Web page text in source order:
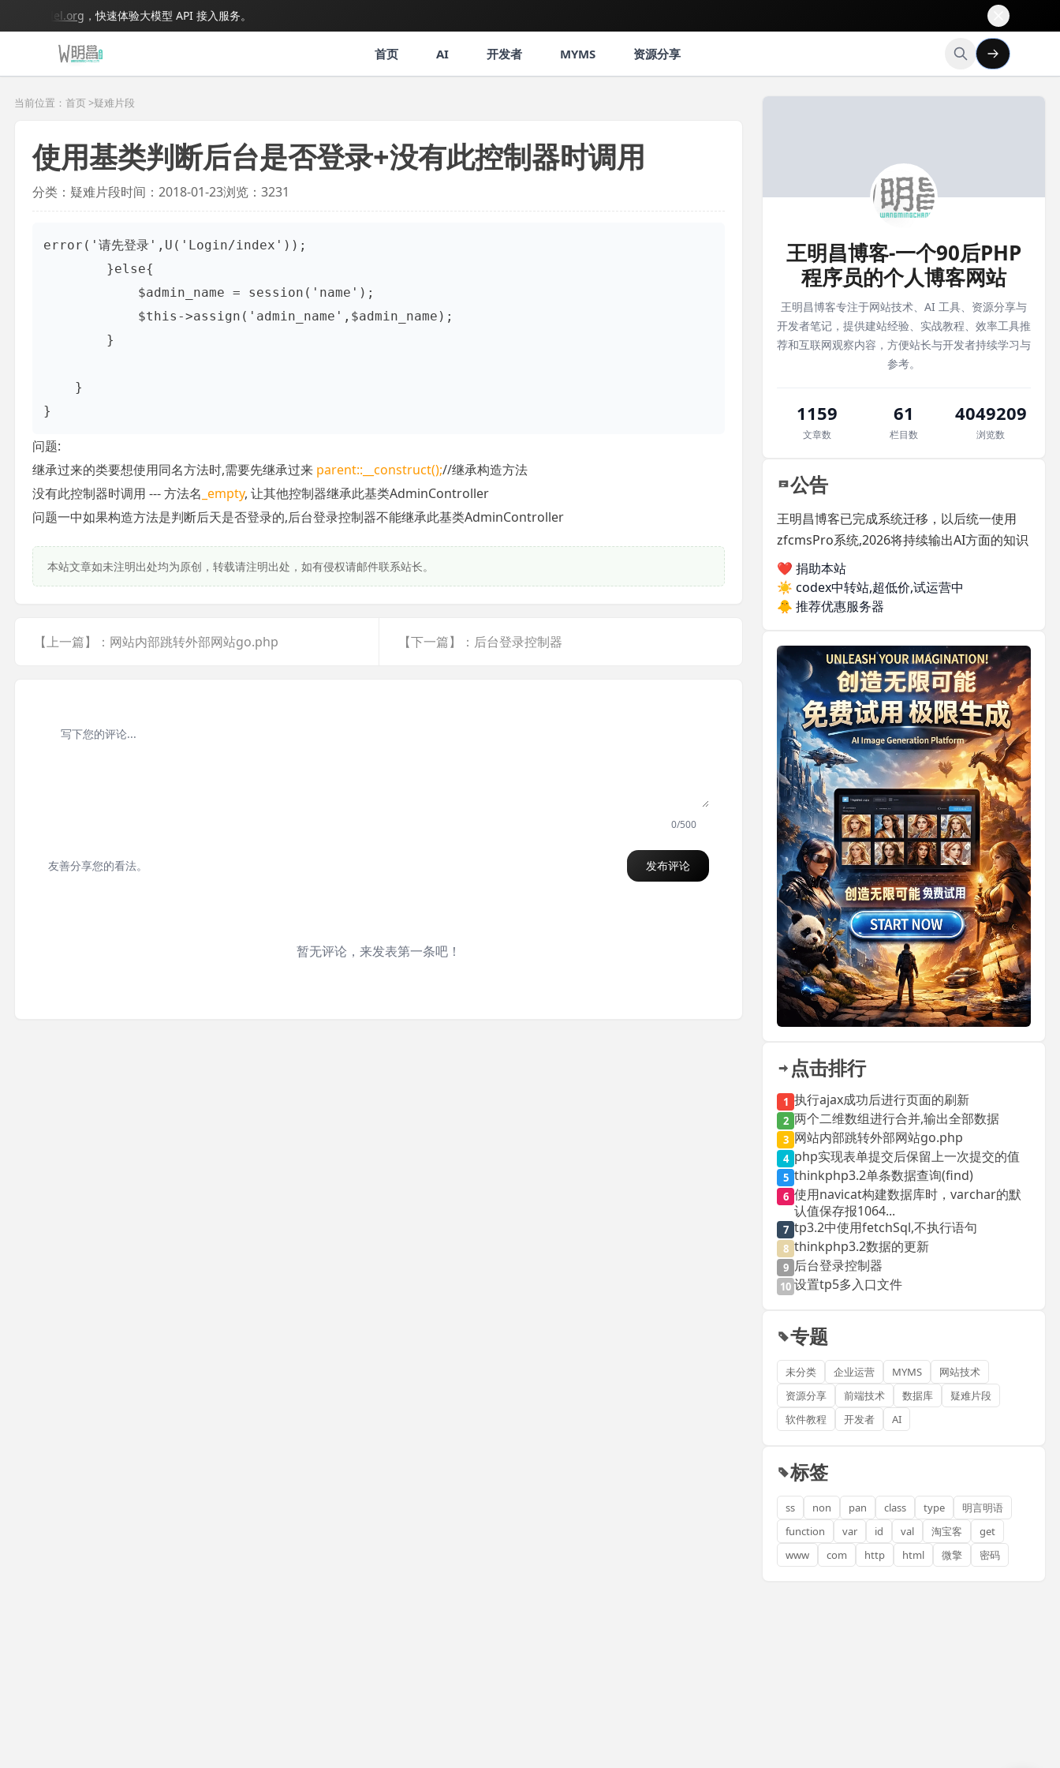
，快速体验大模型 API 接入服务。
首页 AI 开发者 MYMS 资源分享
当前位置：首页 >疑难片段
使用基类判断后台是否登录+没有此控制器时调用
分类：疑难片段时间：2018-01-23浏览：3231
error('请先登录',U('Login/index'));
}
问题:
继承过来的类要想使用同名方法时,需要先继承过来 parent::__construct();//继承构造方法
没有此控制器时调用 --- 方法名 _empty, 让其他控制器继承此基类AdminController
问题一中如果构造方法是判断后天是否登录的,后台登录控制器不能继承此基类AdminController
本站文章如未注明出处均为原创，转载请注明出处，如有侵权请邮件联系站长。
【上一篇】：网站内部跳转外部网站go.php 【下一篇】：后台登录控制器
0/500
友善分享您的看法。 发布评论
暂无评论，来发表第一条吧！
王明昌博客-一个90后PHP
程序员的个人博客网站
王明昌博客专注于网站技术、AI 工具、资源分享与
开发者笔记，提供建站经验、实战教程、效率工具推
荐和互联网观察内容，方便站长与开发者持续学习与
参考。
1159
文章数
61
栏目数
4049209
浏览数
公告
王明昌博客已完成系统迁移，以后统一使用
zfcmsPro系统,2026将持续输出AI方面的知识
❤️ 捐助本站
☀️ codex中转站,超低价,试运营中
🐥 推荐优惠服务器
点击排行
1 执行ajax成功后进行页面的刷新
2 两个二维数组进行合并,输出全部数据
3 网站内部跳转外部网站go.php
4 php实现表单提交后保留上一次提交的值
5 thinkphp3.2单条数据查询(find)
6 使用navicat构建数据库时，varchar的默
认值保存报1064...
7 tp3.2中使用fetchSql,不执行语句
8 thinkphp3.2数据的更新
9 后台登录控制器
10 设置tp5多入口文件
专题
未分类 企业运营 MYMS
网站技术
资源分享
前端技术 数据库
疑难片段
软件教程
开发者 AI
标签
ss non pan class type
明言明语
function
var id val 淘宝客
get
www
com http html 微擎 密码